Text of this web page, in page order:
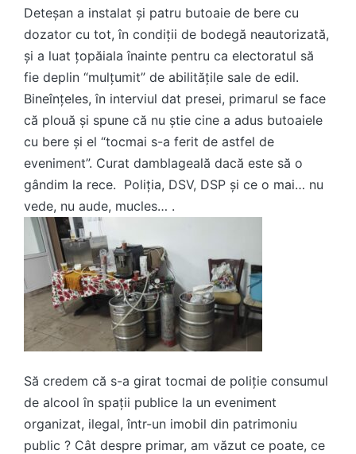
Deteșan a instalat și patru butoaie de bere cu
dozator cu tot, în condiții de bodegă neautorizată,
și a luat țopăiala înainte pentru ca electoratul să
fie deplin “mulțumit” de abilitățile sale de edil.
Bineînțeles, în interviul dat presei, primarul se face
că plouă și spune că nu știe cine a adus butoaiele
cu bere și el “tocmai s-a ferit de astfel de
eveniment”. Curat damblageală dacă este să o
gândim la rece. Poliția, DSV, DSP și ce o mai… nu
vede, nu aude, mucles… .
Să credem că s-a girat tocmai de poliție consumul
de alcool în spații publice la un eveniment
organizat, ilegal, într-un imobil din patrimoniu
public ? Cât despre primar, am văzut ce poate, ce